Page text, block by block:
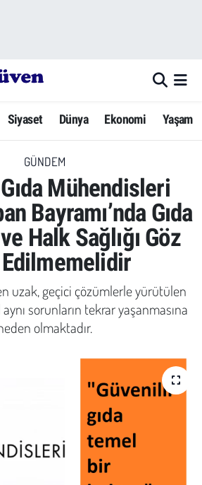
Siyaset Dünya Ekonomi Yaşam
GÜNDEM
Mühendisleri
Bayramı’nda Gıda
Halk Sağlığı Göz
Edilmemelidir
uzak, geçici çözümlerle yürütülen
sorunların tekrar yaşanmasına
olmaktadır.
ve Fikstür